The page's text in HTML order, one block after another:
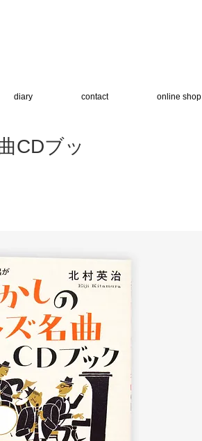
diary contact online shop
CDブッ